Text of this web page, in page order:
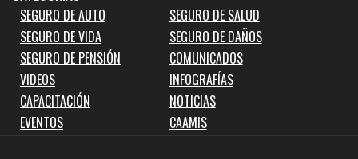
SEGURO DE AUTO
SEGURO DE SALUD
SEGURO DE VIDA
SEGURO DE DAÑOS
SEGURO DE PENSIÓN
COMUNICADOS
VIDEOS
INFOGRAFÍAS
CAPACITACIÓN
NOTICIAS
EVENTOS
CAAMIS